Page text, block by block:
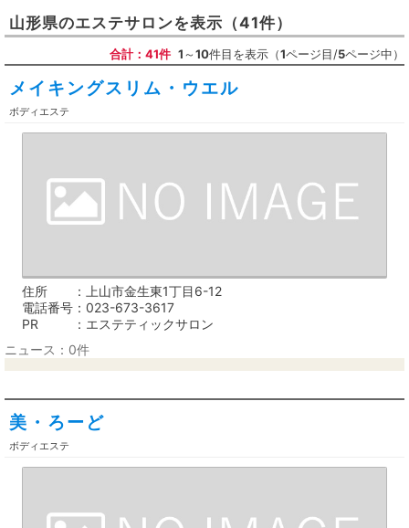
山形県のエステサロンを表示 （41件）
合計：41件 1～10件目を表示（1ページ目/5ページ中）
メイキングスリム・ウエル
ボディエステ
住所
上山市金生東1丁目6-12
電話番号
023-673-3617
PR
エステティックサロン
ニュース：0件
美・ろーど
ボディエステ